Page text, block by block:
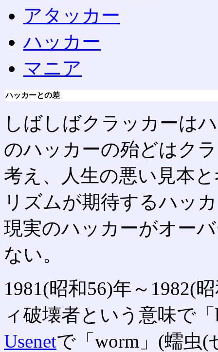
アタッカー
ハッカー
マニア
ハッカーとの差
しばしばクラッカーは
のハッカーの殆どはク
考え、人生の悪い見本
リズムが期待するハッ
現実のハッカーがオー
ない。
1981(昭和56)年～1982(
ィ破壊者という意味で
Usenetで「worm」(蠕虫